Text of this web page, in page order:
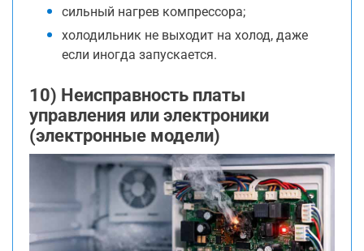
сильный нагрев компрессора;
холодильник не выходит на холод, даже
если иногда запускается.
10) Неисправность платы
управления или электроники
(электронные модели)